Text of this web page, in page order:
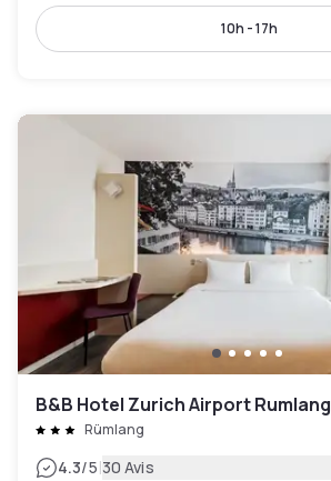
10h - 17h
B&B Hotel Zurich Airport Rumlang
Rümlang
4.3/5|30 Avis